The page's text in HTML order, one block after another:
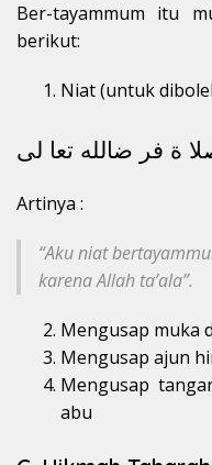
Ber-tayammum itu
berikut:
Niat (untuk
ة فر ضالله تعا لى
Artinya :
“Aku niat
karena Allah ta’ala”.
Mengusap muka
Mengusap ajun
Mengusap
abu